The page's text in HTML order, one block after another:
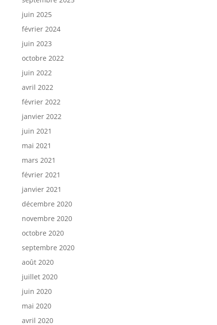
juin 2025
février 2024
juin 2023
octobre 2022
juin 2022
avril 2022
février 2022
janvier 2022
juin 2021
mai 2021
mars 2021
février 2021
janvier 2021
décembre 2020
novembre 2020
octobre 2020
septembre 2020
août 2020
juillet 2020
juin 2020
mai 2020
avril 2020